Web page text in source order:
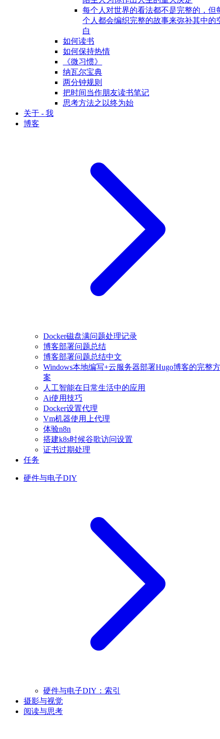
每个人对世界的看法都不是完整的，但
个人都会编织完整的故事来弥补其中的
白
如何读书
如何保持热情
《微习惯》
纳瓦尔宝典
两分钟规则
把时间当作朋友读书笔记
思考方法之以终为始
关于 - 我
博客
Docker磁盘满问题处理记录
博客部署问题总结
博客部署问题总结中文
Windows本地编写+云服务器部署Hugo博客的完整方
案
人工智能在日常生活中的应用
Ai使用技巧
Docker设置代理
Vm机器使用上代理
体验n8n
搭建k8s时候谷歌访问设置
证书过期处理
任务
硬件与电子DIY
硬件与电子DIY：索引
摄影与视觉
阅读与思考